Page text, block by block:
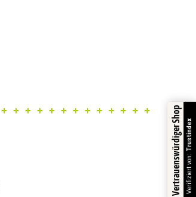
Vertrauenswürdiger ShopVerifiziert von:
Trustindex